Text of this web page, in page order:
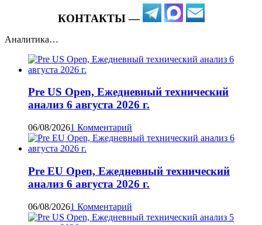
КОНТАКТЫ —
Аналитика…
Pre US Open, Ежедневный технический
анализ 6 августа 2026 г.
06/08/20261 Комментарий
Pre EU Open, Ежедневный технический
анализ 6 августа 2026 г.
06/08/20261 Комментарий